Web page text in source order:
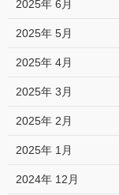
2025年 6月
2025年 5月
2025年 4月
2025年 3月
2025年 2月
2025年 1月
2024年 12月